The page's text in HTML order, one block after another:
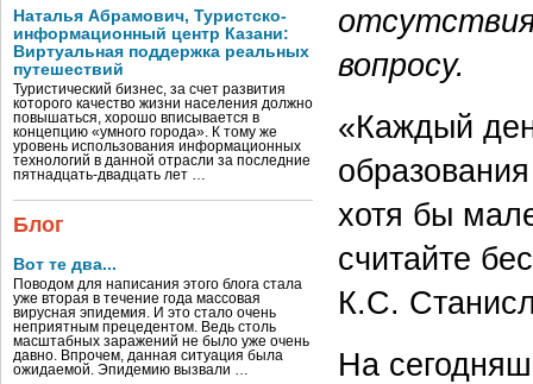
Наталья Абрамович, Туристско-
информационный центр Казани:
Виртуальная поддержка реальных
путешествий
Туристический бизнес, за счет развития
которого качество жизни населения должно
повышаться, хорошо вписывается в
концепцию «умного города». К тому же
уровень использования информационных
технологий в данной отрасли за последние
пятнадцать-двадцать лет …
Блог
Вот те два...
Поводом для написания этого блога стала
уже вторая в течение года массовая
вирусная эпидемия. И это стало очень
неприятным прецедентом. Ведь столь
масштабных заражений не было уже очень
давно. Впрочем, данная ситуация была
ожидаемой. Эпидемию вызвали …
вопросу.
«Каждый
образования
хотя бы
считайте
К.С.
На